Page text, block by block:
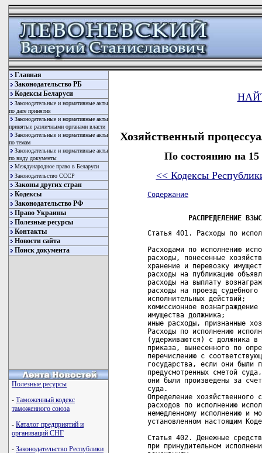
Главная
Законодательство РБ
Кодексы Беларуси
Законодательные и нормативные акты
по дате принятия
Законодательные и нормативные акты
принятые различными органами власти
Законодательные и нормативные акты
по темам
Законодательные и нормативные акты
по виду документы
Международное право в Беларуси
Законодательство СССР
Законы других стран
Кодексы
Законодательство РФ
Право Украины
Полезные ресурсы
Контакты
Новости сайта
Поиск документа
Полезные ресурсы
- Таможенный кодекс
таможенного союза
- Каталог предприятий и
организаций СНГ
- Законодательство Республики
Хозяйственный
По состоянию на 15
<< Кодексы
Содержание
РАСПРЕДЕЛЕНИЕ
Статья 401. Расходы по
Расходами по исполнению
расходы, понесенные
хранение и перевозку
расходы на публикацию
расходы на выплату
расходы на проезд
исполнительных действий;
комиссионное
имущества должника;
иные расходы, признанные
Расходы по исполнению
(удерживаются) с должника в
приказа, вынесенного по
перечислению с
государства, если они были
предусмотренных сметой
они были произведены за
суда.
Определение
расходов по исполнению
немедленному исполнению и
установленном настоящим
Статья 402. Денежные
при принудительном